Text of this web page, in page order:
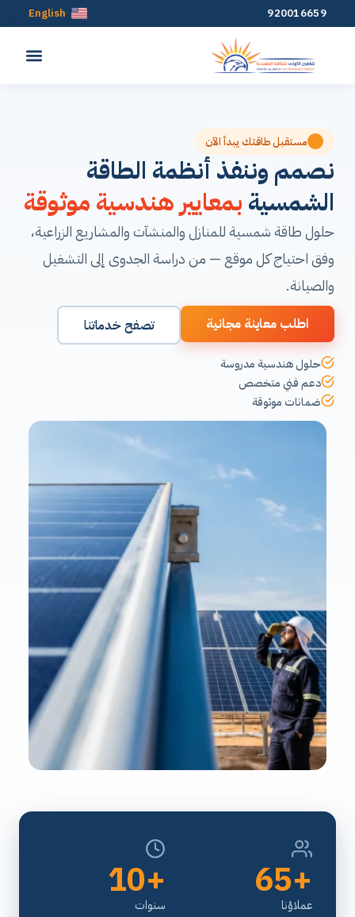
920016659
English
مستقبل طاقتك يبدأ الآن
نصمم وننفذ أنظمة الطاقة
الشمسية بمعايير هندسية موثوقة
حلول طاقة شمسية للمنازل والمنشآت والمشاريع الزراعية،
وفق احتياج كل موقع — من دراسة الجدوى إلى التشغيل
والصيانة.
اطلب معاينة مجانية تصفح خدماتنا
حلول هندسية مدروسة
دعم فني متخصص
ضمانات موثوقة
+65
عملاؤنا
+10
سنوات